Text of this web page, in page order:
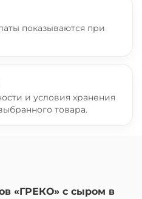
показываются при
и условия хранения
товара.
«ГРЕКО» с сыром в